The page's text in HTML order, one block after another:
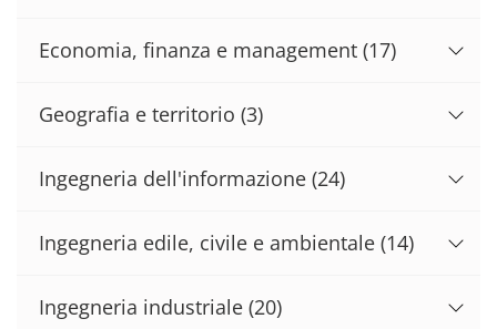
Economia, finanza e management (17)
Geografia e territorio (3)
Ingegneria dell'informazione (24)
Ingegneria edile, civile e ambientale (14)
Ingegneria industriale (20)